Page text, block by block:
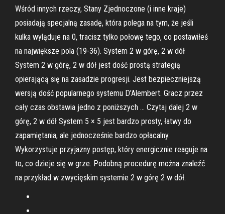
Wśród innych rzeczy, Stany Zjednoczone (i inne kraje)
posiadają specjalną zasadę, która polega na tym, że jeśli
kulka wyląduje na 0, tracisz tylko połowę tego, co postawiłeś
na największe pola (19-36). System 2 w górę, 2 w dół
System 2 w górę, 2 w dół jest dość prostą strategią
opierającą się na zasadzie progresji. Jest bezpieczniejszą
wersją dość popularnego systemu D’Alembert. Gracz przez
cały czas obstawia jedno z poniższych … Czytaj dalej 2 w
górę, 2 w dół System 5 × 5 jest bardzo prosty, łatwy do
zapamiętania, ale jednocześnie bardzo opłacalny.
Wykorzystuje przyjazny postęp, który energicznie reaguje na
to, co dzieje się w grze. Podobną procedurę można znaleźć
na przykład w zwycięskim systemie 2 w górę 2 w dół.